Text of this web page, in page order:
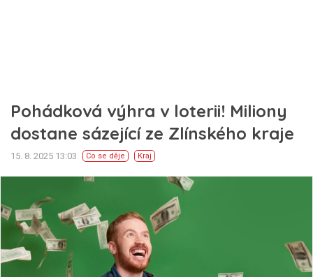
Pohádková výhra v loterii! Miliony
dostane sázející ze Zlínského kraje
15. 8. 2025 13:03 Co se děje Kraj